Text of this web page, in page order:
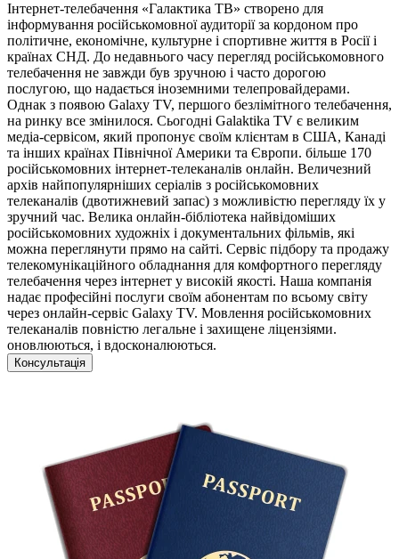
Інтернет-телебачення «Галактика ТВ» створено для
інформування російськомовної аудиторії за кордоном про
політичне, економічне, культурне і спортивне життя в Росії і
країнах СНД. До недавнього часу перегляд російськомовного
телебачення не завжди був зручною і часто дорогою
послугою, що надається іноземними телепровайдерами.
Однак з появою Galaxy TV, першого безлімітного телебачення,
на ринку все змінилося. Сьогодні Galaktika TV є великим
медіа-сервісом, який пропонує своїм клієнтам в США, Канаді
та інших країнах Північної Америки та Європи. більше 170
російськомовних інтернет-телеканалів онлайн. Величезний
архів найпопулярніших серіалів з російськомовних
телеканалів (двотижневий запас) з можливістю перегляду їх у
зручний час. Велика онлайн-бібліотека найвідоміших
російськомовних художніх і документальних фільмів, які
можна переглянути прямо на сайті. Сервіс підбору та продажу
телекомунікаційного обладнання для комфортного перегляду
телебачення через інтернет у високій якості. Наша компанія
надає професійні послуги своїм абонентам по всьому світу
через онлайн-сервіс Galaxy TV. Мовлення російськомовних
телеканалів повністю легальне і захищене ліцензіями.
оновлюються, і вдосконалюються.
Консультація